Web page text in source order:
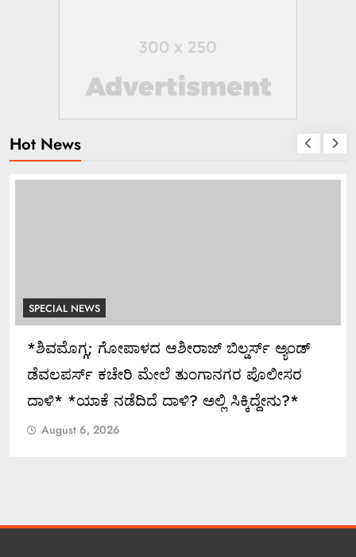
Hot News
SPECIAL NEWS
ಅದ್ಧೂರಿ ಸ್ವಾಗತ ಬೇಡ: ಸಚಿವ ಮಧು ಬಂಗಾರಪ್ಪ ಸೂಚನೆ
August 6, 2026